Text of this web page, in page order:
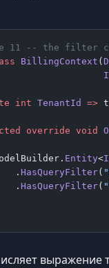
11 -- the filter
BillingContext (
int TenantId =>
override void
Entity<
.
HasQueryFilter(
.
HasQueryFilter(
выражение